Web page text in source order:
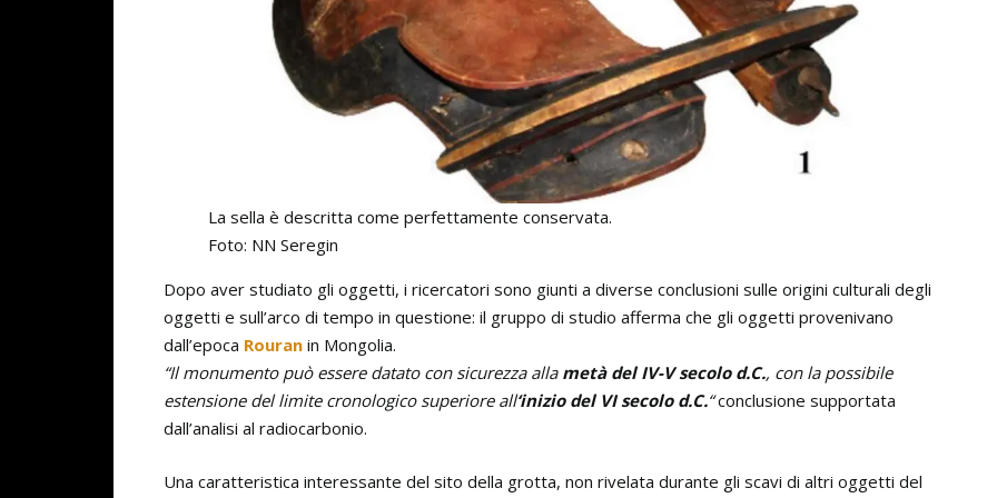
La sella è descritta come perfettamente conservata.
Foto: NN Seregin
Dopo aver studiato gli oggetti, i ricercatori sono giunti a diverse conclusioni sulle origini culturali degli
oggetti e sull’arco di tempo in questione: il gruppo di studio afferma che gli oggetti provenivano
dall’epoca Rouran in Mongolia.
“Il monumento può essere datato con sicurezza allametà del IV-V secolo d.C., con la possibile
estensione del limite cronologico superiore all‘inizio del VI secolo d.C.“conclusione supportata
dall’analisi al radiocarbonio.
Una caratteristica interessante del sito della grotta, non rivelata durante gli scavi di altri oggetti del